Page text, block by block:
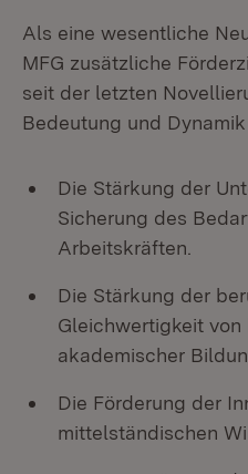
Als eine wesentliche
MFG zusätzliche
seit der letzten
Bedeutung und
Die Stärkung der
Sicherung des
Arbeitskräften.
Die Stärkung der
Gleichwertigkeit
akademischer
Die Förderung der
mittelständischen